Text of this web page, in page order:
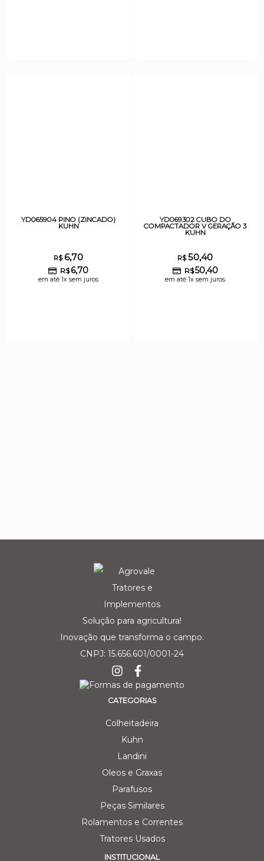
YD065904 PINO (ZINCADO)
KUHN
R$6,70
R$6,70
em até 1x sem juros
YD069302 CUBO DO
COMPACTADOR V GERAÇÃO 3
KUHN
R$50,40
R$50,40
em até 1x sem juros
Solução para agricultura!
Inovação que transforma o campo.
CNPJ: 15.656.601/0001-24
CATEGORIAS
Colheitadeira
Kuhn
Landini
Oleos e Graxas
Parafusos
Peças Similares
Rolamentos e Correntes
Tratores Usados
INSTITUCIONAL